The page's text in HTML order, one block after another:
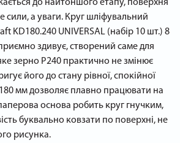
до найтоншого етапу, поверхня
сили, а уваги. Круг шліфувальний
KD180.240 UNIVERSAL (набір 10 шт.) 8
здивує, створений саме для
зерно P240 практично не змінює
його до стану рівної, спокійної
мм дозволяє плавно працювати на
основа робить круг гнучким,
буквально ковзати по поверхні, не
рисунка.